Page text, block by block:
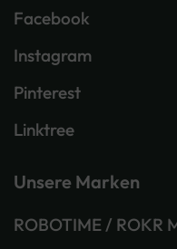
Facebook
Instagram
Pinterest
Linktree
Unsere Marken
ROBOTIME / ROKR